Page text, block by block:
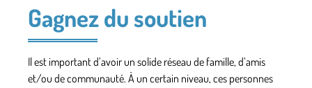
Gagnez du soutien
Il est important d’avoir un solide réseau de famille, d’amis
et/ou de communauté. À un certain niveau, ces personnes